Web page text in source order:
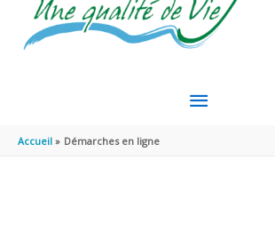
MENU
Accueil Démarches en ligne